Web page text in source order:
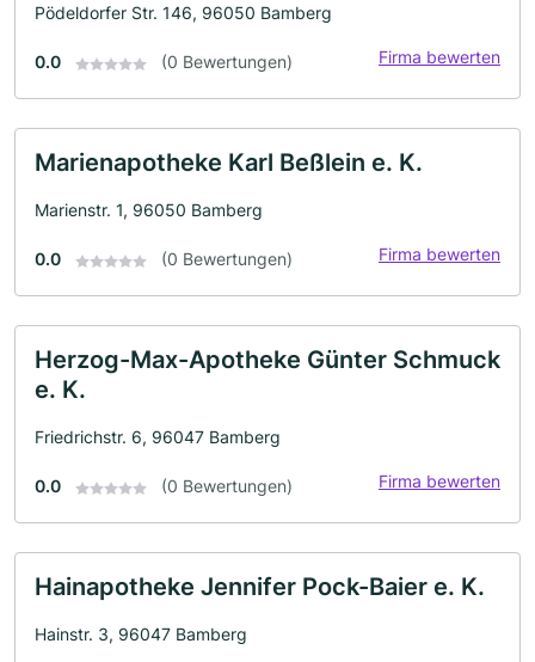
Pödeldorfer Str. 146, 96050 Bamberg
0.0 (0 Bewertungen) Firma bewerten
Marienapotheke Karl Beßlein e. K.
Marienstr. 1, 96050 Bamberg
0.0 (0 Bewertungen) Firma bewerten
Herzog-Max-Apotheke Günter Schmuck
e. K.
Friedrichstr. 6, 96047 Bamberg
0.0 (0 Bewertungen) Firma bewerten
Hainapotheke Jennifer Pock-Baier e. K.
Hainstr. 3, 96047 Bamberg